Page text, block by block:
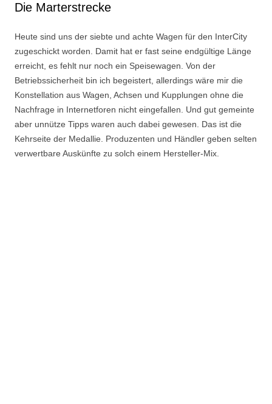
Die Marterstrecke
Heute sind uns der siebte und achte Wagen für den InterCity
zugeschickt worden. Damit hat er fast seine endgültige Länge
erreicht, es fehlt nur noch ein Speisewagen. Von der
Betriebssicherheit bin ich begeistert, allerdings wäre mir die
Konstellation aus Wagen, Achsen und Kupplungen ohne die
Nachfrage in Internetforen nicht eingefallen. Und gut gemeinte
aber unnütze Tipps waren auch dabei gewesen. Das ist die
Kehrseite der Medallie. Produzenten und Händler geben selten
verwertbare Auskünfte zu solch einem Hersteller-Mix.